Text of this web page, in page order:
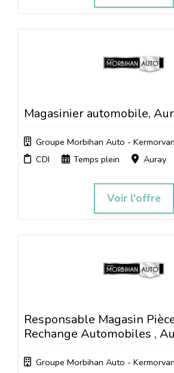
Magasinier automobile,
Groupe Morbihan Auto -
CDI
Temps plein Auray
Voir l'offre
Responsable Magasin
Rechange Automobiles ,
Groupe Morbihan Auto -